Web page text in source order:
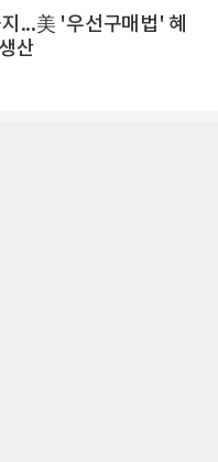
...美 '우선구매법' 혜
산